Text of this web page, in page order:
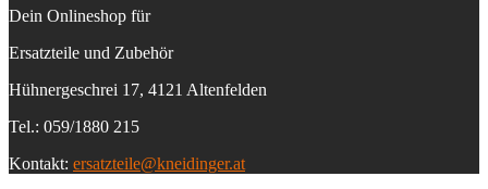
Dein Onlineshop für
Ersatzteile und Zubehör
Hühnergeschrei 17, 4121 Altenfelden
Tel.: 059/1880 215
Kontakt: ersatzteile@kneidinger.at